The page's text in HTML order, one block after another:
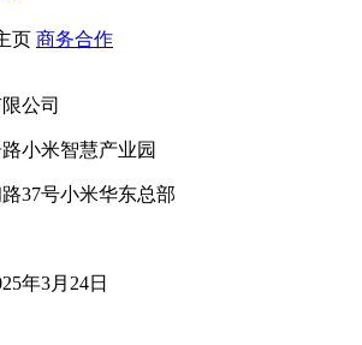
页 商务合作
公司
小米智慧产业园
37号小米华东总部
年3月24日